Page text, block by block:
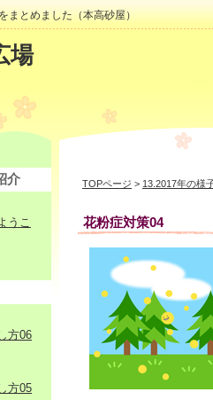
まとめました（本高砂屋）
場
TOPページ > 13.2017年の様
花粉症対策04
介
うこ
方06
方05